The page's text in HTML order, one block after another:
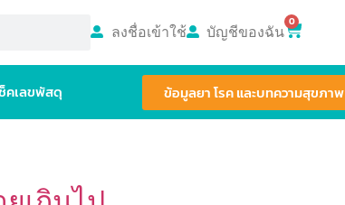
ลงชื่อเข้าใช้ บัญชีของฉัน 0
คเลขพัสดุ ข้อมูลยา โรค และบทความสุขภาพ